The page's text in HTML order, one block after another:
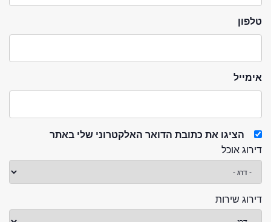
טלפון
אימייל
הציגו את כתובת הדואר האלקטרוני שלי באתר
דירוג אוכל
דירוג שירות